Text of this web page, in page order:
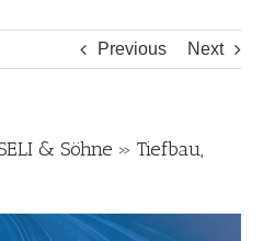
Previous Next
& Söhne » Tiefbau,